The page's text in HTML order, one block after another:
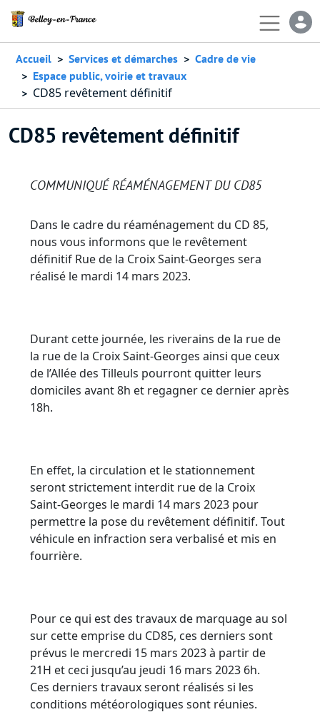
Accueil Services et démarches
Cadre de vie
Espace public, voirie et travaux
CD85 revêtement définitif
CD85 revêtement définitif
COMMUNIQUÉ RÉAMÉNAGEMENT DU CD85
Dans le cadre du réaménagement du CD 85,
nous vous informons que le revêtement
définitif Rue de la Croix Saint-Georges sera
réalisé le mardi 14 mars 2023.
Durant cette journée, les riverains de la rue de
la rue de la Croix Saint-Georges ainsi que ceux
de l’Allée des Tilleuls pourront quitter leurs
domiciles avant 8h et regagner ce dernier après
18h.
En effet, la circulation et le stationnement
seront strictement interdit rue de la Croix
Saint-Georges le mardi 14 mars 2023 pour
permettre la pose du revêtement définitif. Tout
véhicule en infraction sera verbalisé et mis en
fourrière.
Pour ce qui est des travaux de marquage au sol
sur cette emprise du CD85, ces derniers sont
prévus le mercredi 15 mars 2023 à partir de
21H et ceci jusqu’au jeudi 16 mars 2023 6h.
Ces derniers travaux seront réalisés si les
conditions météorologiques sont réunies.